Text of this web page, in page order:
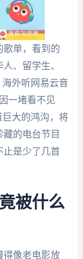
歌单，看到的
、留学生、
外听网易云音
一堵看不见
大的鸿沟，将
的电台节目
止是少了几首
被什么
得像老电影放